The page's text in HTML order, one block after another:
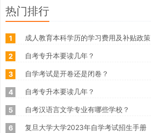
热门排行
1 成人教育本科学历的学习费用及补贴政策
2 自考专升本要读几年？
3 自学考试是开卷还是闭卷？
4 自考专升本要读几年？
5 自考汉语言文学专业有哪些学校？
6 复旦大学大学2023年自学考试招生手册